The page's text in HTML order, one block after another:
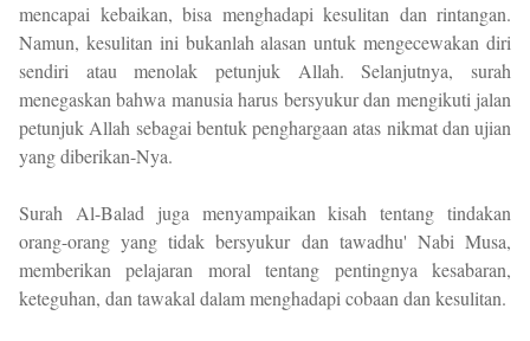
mencapai kebaikan, bisa menghadapi kesulitan dan rintangan.
Namun, kesulitan ini bukanlah alasan untuk mengecewakan diri
sendiri atau menolak petunjuk Allah. Selanjutnya, surah
menegaskan bahwa manusia harus bersyukur dan mengikuti jalan
petunjuk Allah sebagai bentuk penghargaan atas nikmat dan ujian
yang diberikan-Nya.
Surah Al-Balad juga menyampaikan kisah tentang tindakan
orang-orang yang tidak bersyukur dan tawadhu' Nabi Musa,
memberikan pelajaran moral tentang pentingnya kesabaran,
keteguhan, dan tawakal dalam menghadapi cobaan dan kesulitan.